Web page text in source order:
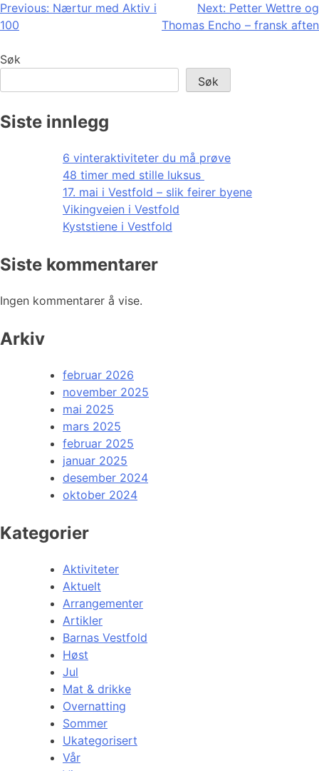
Innleggsnavigasjon
Previous: Nærtur med Aktiv i
100
Next: Petter Wettre og
Thomas Encho – fransk aften
Søk
Søk
Siste innlegg
6 vinteraktiviteter du må prøve
48 timer med stille luksus
17. mai i Vestfold – slik feirer byene
Vikingveien i Vestfold
Kyststiene i Vestfold
Siste kommentarer
Ingen kommentarer å vise.
Arkiv
februar 2026
november 2025
mai 2025
mars 2025
februar 2025
januar 2025
desember 2024
oktober 2024
Kategorier
Aktiviteter
Aktuelt
Arrangementer
Artikler
Barnas Vestfold
Høst
Jul
Mat & drikke
Overnatting
Sommer
Ukategorisert
Vår